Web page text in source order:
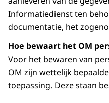
Informatiedienst ten
documentatie, het
Hoe bewaart het OM
Voor het bewaren van
OM zijn wettelijk
toepassing. Deze staan